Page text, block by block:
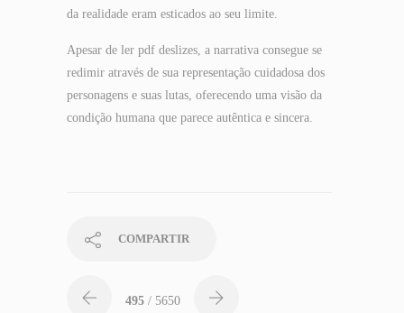
da realidade eram esticados ao seu limite.
Apesar de ler pdf deslizes, a narrativa consegue se
redimir através de sua representação cuidadosa dos
personagens e suas lutas, oferecendo uma visão da
condição humana que parece autêntica e sincera.
COMPARTIR
495 / 5650